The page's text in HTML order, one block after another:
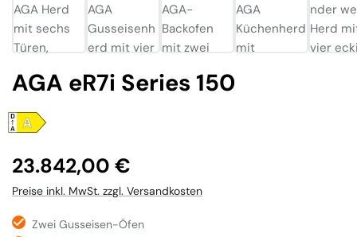
AGA eR7i Series 150
Regulärer Preis:
23.842,00 €
Preise inkl. MwSt. zzgl. Versandkosten
Zwei Gusseisen-Öfen